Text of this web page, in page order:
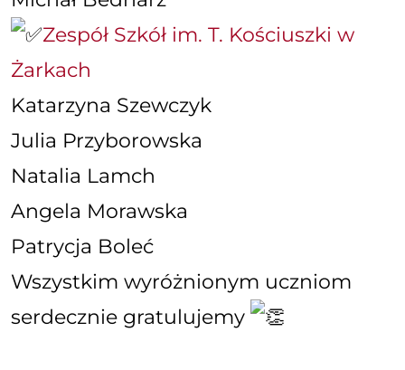
Zespół Szkół im. T. Kościuszki w
Żarkach
Katarzyna Szewczyk
Julia Przyborowska
Natalia Lamch
Angela Morawska
Patrycja Boleć
Wszystkim wyróżnionym uczniom
serdecznie gratulujemy